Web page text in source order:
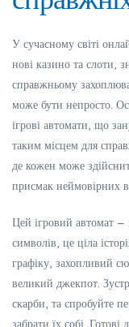
У сучасному світі
нові казино та слоти,
справжньому
може бути непросто.
ігрові автомати, що
таким місцем для
де кожен може
присмак неймовірних
Цей ігровий автомат –
символів, це ціла
графіку, захопливий
великий джекпот.
скарби, та спробуйте